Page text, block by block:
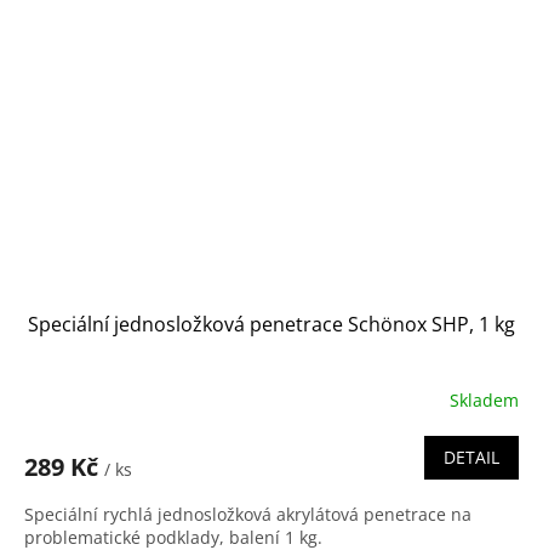
Speciální jednosložková penetrace Schönox SHP, 1 kg
Skladem
289 Kč / ks
DETAIL
Speciální rychlá jednosložková akrylátová penetrace na
problematické podklady, balení 1 kg.